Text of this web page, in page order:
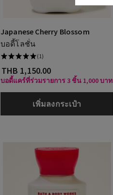
Japanese Cherry Blossom
บอดี้โลชั่น
(1)
THB 1,150.00
บอดี้แคร์ที่ร่วมรายการ 3 ชิ้น 1,000 บาท
เพิ่มลงกระเป๋า